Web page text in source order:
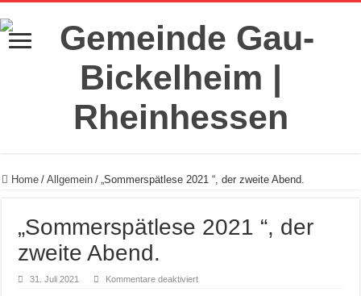
Home / Allgemein / „Sommerspätlese 2021 “, der zweite Abend.
„Sommerspätlese 2021 “, der
zweite Abend.
31. Juli 2021 Kommentare deaktiviertfür